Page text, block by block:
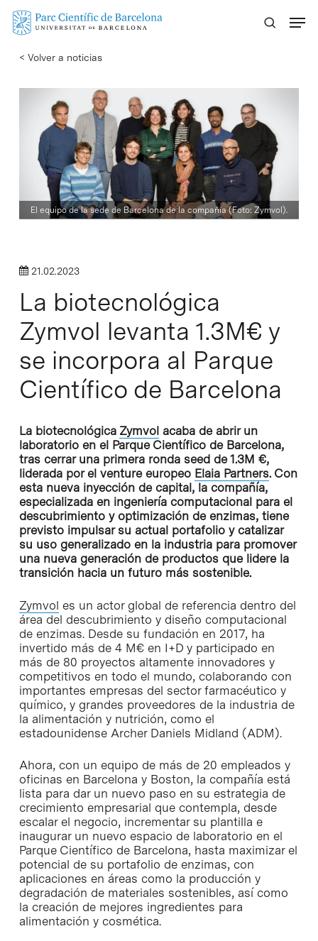
Skip
content
< Volver a noticias
El equipo de la sede de Barcelona de la compañía (Foto: Zymvol).
21.02.2023
La biotecnológica
Zymvol levanta 1.3M€ y
se incorpora al Parque
Científico de Barcelona
La biotecnológica Zymvol acaba de abrir un
laboratorio en el Parque Científico de Barcelona,
tras cerrar una primera ronda seed de 1.3M €,
liderada por el venture europeo Elaia Partners.Con
esta nueva inyección de capital, la compañía,
especializada en ingeniería computacional para el
descubrimiento y optimización de enzimas, tiene
previsto impulsar su actual portafolio y catalizar
su uso generalizado en la industria para promover
una nueva generación de productos que lidere la
transición hacia un futuro más sostenible.
Zymvol es un actor global de referencia dentro del
área del descubrimiento y diseño computacional
de enzimas. Desde su fundación en 2017, ha
invertido más de 4 M€ en I+D y participado en
más de 80 proyectos altamente innovadores y
competitivos en todo el mundo, colaborando con
importantes empresas del sector farmacéutico y
químico, y grandes proveedores de la industria de
la alimentación y nutrición, como el
estadounidense Archer Daniels Midland (ADM).
Ahora, con un equipo de más de 20 empleados y
oficinas en Barcelona y Boston, la compañía está
lista para dar un nuevo paso en su estrategia de
crecimiento empresarial que contempla, desde
escalar el negocio, incrementar su plantilla e
inaugurar un nuevo espacio de laboratorio en el
Parque Científico de Barcelona, hasta maximizar el
potencial de su portafolio de enzimas, con
aplicaciones en áreas como la producción y
degradación de materiales sostenibles, así como
la creación de mejores ingredientes para
alimentación y cosmética.